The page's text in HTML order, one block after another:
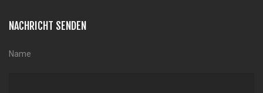
NACHRICHT SENDEN
Name